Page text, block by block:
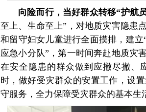
向险而行，当好群众转移“护航员
至上、生命至上”，对地质灾害隐患
和留守妇女儿童进行全面摸排，建
应急小分队”，第一时间奔赴地质灾
在安全隐患的群众做到应撤尽撤、
时，做好受灾群众的安置工作，设
守服务，全力保障受灾群众的基本生